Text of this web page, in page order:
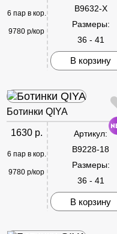
6 пар в кор.
9780 р/кор
B9632-X
Размеры:
36 - 41
В корзину
Ботинки QIYA
1630 р.
6 пар в кор.
9780 р/кор
Артикул:
B9228-18
Размеры:
36 - 41
В корзину